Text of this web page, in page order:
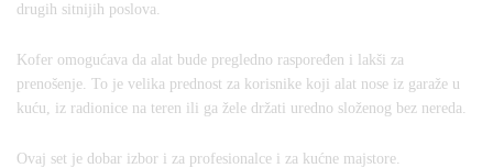
drugih sitnijih poslova.
Kofer omogućava da alat bude pregledno raspoređen i lakši za
prenošenje. To je velika prednost za korisnike koji alat nose iz garaže u
kuću, iz radionice na teren ili ga žele držati uredno složenog bez nereda.
Ovaj set je dobar izbor i za profesionalce i za kućne majstore.